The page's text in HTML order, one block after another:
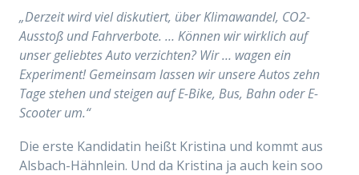
„Derzeit wird viel diskutiert, über Klimawandel, CO2-
Ausstoß und Fahrverbote. … Können wir wirklich auf
unser geliebtes Auto verzichten? Wir … wagen ein
Experiment! Gemeinsam lassen wir unsere Autos zehn
Tage stehen und steigen auf E-Bike, Bus, Bahn oder E-
Scooter um.“
Die erste Kandidatin heißt Kristina und kommt aus
Alsbach-Hähnlein. Und da Kristina ja auch kein soo